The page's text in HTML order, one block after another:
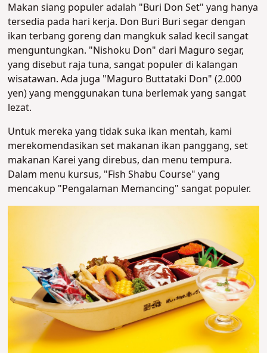
Makan siang populer adalah "Buri Don Set" yang hanya
tersedia pada hari kerja. Don Buri Buri segar dengan
ikan terbang goreng dan mangkuk salad kecil sangat
menguntungkan. "Nishoku Don" dari Maguro segar,
yang disebut raja tuna, sangat populer di kalangan
wisatawan. Ada juga "Maguro Buttataki Don" (2.000
yen) yang menggunakan tuna berlemak yang sangat
lezat.
Untuk mereka yang tidak suka ikan mentah, kami
merekomendasikan set makanan ikan panggang, set
makanan Karei yang direbus, dan menu tempura.
Dalam menu kursus, "Fish Shabu Course" yang
mencakup "Pengalaman Memancing" sangat populer.